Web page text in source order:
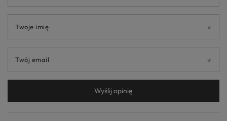
Twoje imię
Twój email
Wyślij opinię